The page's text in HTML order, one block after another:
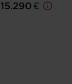
15.290 €